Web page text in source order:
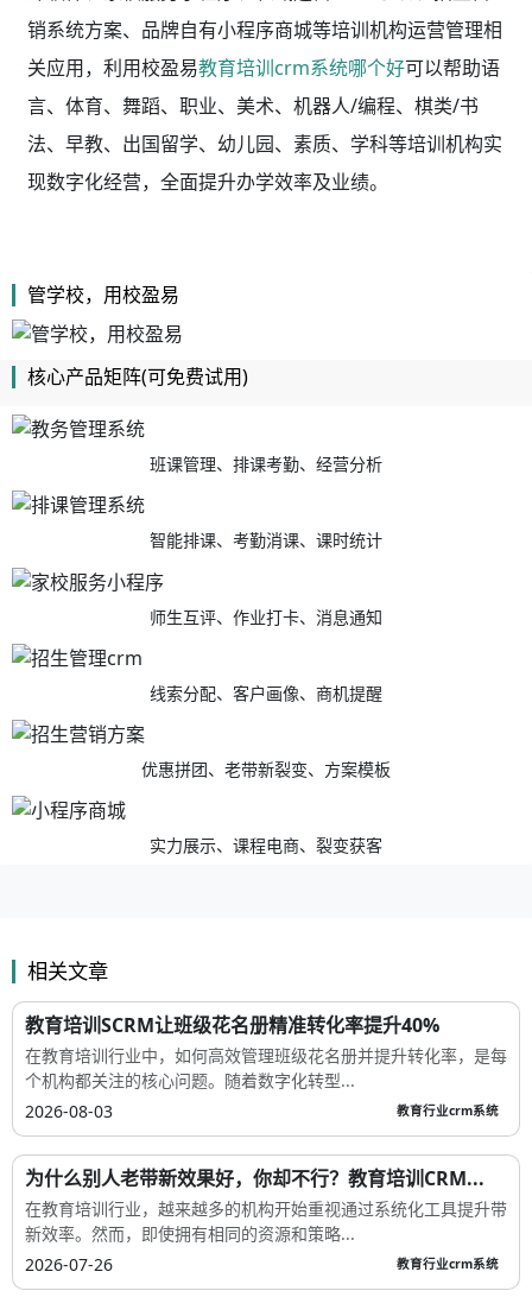
销系统方案、品牌自有小程序商城等培训机构运营管理相
关应用，利用校盈易教育培训crm系统哪个好可以帮助语
言、体育、舞蹈、职业、美术、机器人/编程、棋类/书
法、早教、出国留学、幼儿园、素质、学科等培训机构实
现数字化经营，全面提升办学效率及业绩。
管学校，用校盈易
核心产品矩阵(可免费试用)
班课管理、排课考勤、经营分析
智能排课、考勤消课、课时统计
师生互评、作业打卡、消息通知
线索分配、客户画像、商机提醒
优惠拼团、老带新裂变、方案模板
实力展示、课程电商、裂变获客
相关文章
教育培训SCRM让班级花名册精准转化率提升40%
在教育培训行业中，如何高效管理班级花名册并提升转化率，是每
个机构都关注的核心问题。随着数字化转型...
2026-08-03
教育行业crm系统
为什么别人老带新效果好，你却不行？教育培训CRM...
在教育培训行业，越来越多的机构开始重视通过系统化工具提升带
新效率。然而，即使拥有相同的资源和策略...
2026-07-26
教育行业crm系统